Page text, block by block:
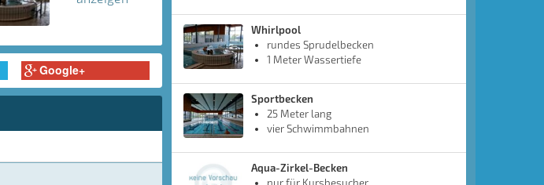
Google+
Whirlpool
rundes Sprudelbecken
1 Meter Wassertiefe
Sportbecken
25 Meter lang
vier Schwimmbahnen
Aqua-Zirkel-Becken